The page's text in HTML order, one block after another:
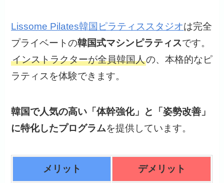
Lissome Pilates韓国ピラティススタジオは完全
プライベートの韓国式マシンピラティスです。
インストラクターが全員韓国人の、本格的なピ
ラティスを体験できます。
韓国で人気の高い「体幹強化」と「姿勢改善」
に特化したプログラムを提供しています。
メリット デメリット